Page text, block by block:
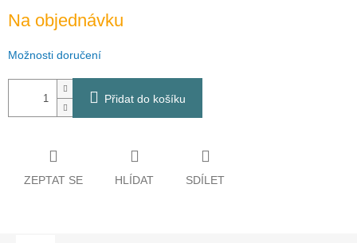
Na objednávku
Možnosti doručení
Přidat do košíku
ZEPTAT SE HLÍDAT SDÍLET